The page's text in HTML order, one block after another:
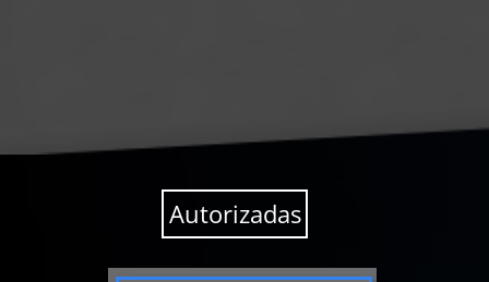
Autorizadas